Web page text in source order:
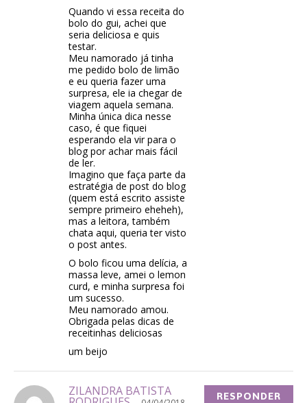
Quando vi essa receita do
bolo do gui, achei que
seria deliciosa e quis
testar.
Meu namorado já tinha
me pedido bolo de limão
e eu queria fazer uma
surpresa, ele ia chegar de
viagem aquela semana.
Minha única dica nesse
caso, é que fiquei
esperando ela vir para o
blog por achar mais fácil
de ler.
Imagino que faça parte da
estratégia de post do blog
(quem está escrito assiste
sempre primeiro eheheh),
mas a leitora, também
chata aqui, queria ter visto
o post antes.
O bolo ficou uma delícia, a
massa leve, amei o lemon
curd, e minha surpresa foi
um sucesso.
Meu namorado amou.
Obrigada pelas dicas de
receitinhas deliciosas
um beijo
ZILANDRA BATISTA RESPONDER